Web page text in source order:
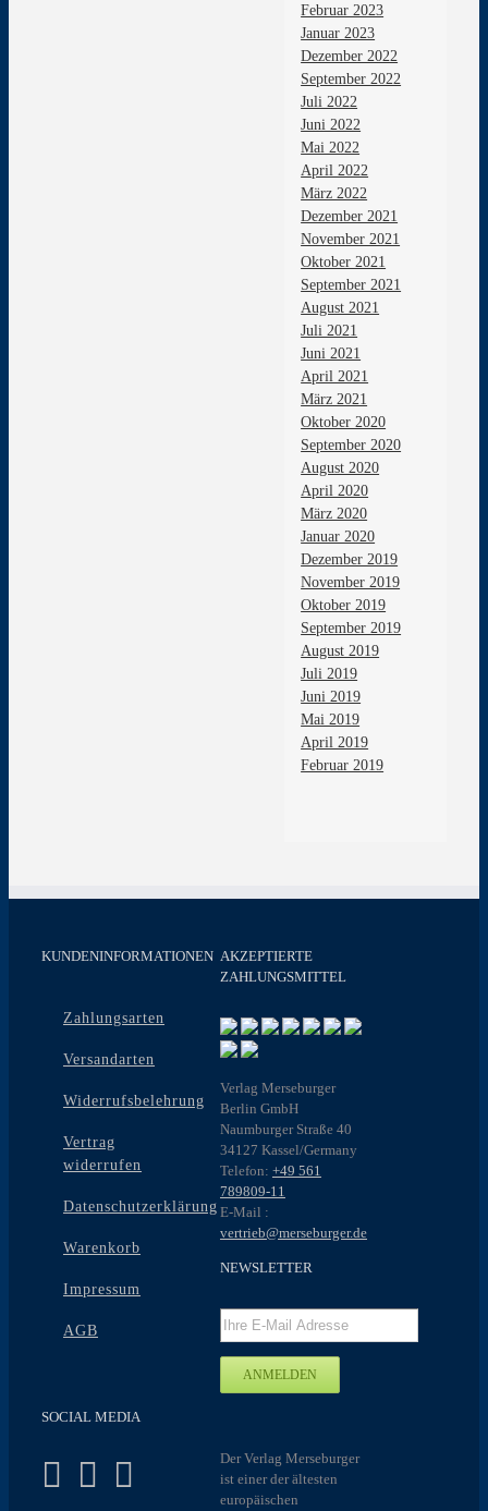
Februar 2023
Januar 2023
Dezember 2022
September 2022
Juli 2022
Juni 2022
Mai 2022
April 2022
März 2022
Dezember 2021
November 2021
Oktober 2021
September 2021
August 2021
Juli 2021
Juni 2021
April 2021
März 2021
Oktober 2020
September 2020
August 2020
April 2020
März 2020
Januar 2020
Dezember 2019
November 2019
Oktober 2019
September 2019
August 2019
Juli 2019
Juni 2019
Mai 2019
April 2019
Februar 2019
KUNDENINFORMATIONEN
Zahlungsarten
Versandarten
Widerrufsbelehrung
Vertrag
widerrufen
Datenschutzerklärung
Warenkorb
Impressum
AGB
SOCIAL MEDIA
AKZEPTIERTE
ZAHLUNGSMITTEL
Verlag Merseburger
Berlin GmbH
Naumburger Straße 40
34127 Kassel/Germany
Telefon: +49 561
789809-11
E-Mail :
vertrieb@merseburger.de
NEWSLETTER
Der Verlag Merseburger
ist einer der ältesten
europäischen